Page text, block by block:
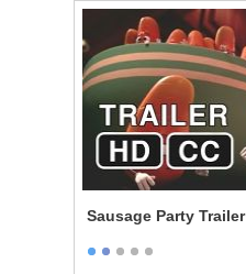
Sausage Party Trailer